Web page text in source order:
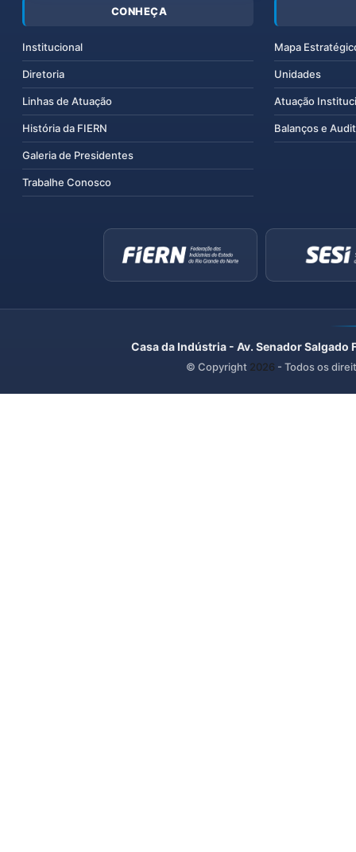
CONHEÇA
Institucional
Diretoria
Linhas de Atuação
História da FIERN
Galeria de Presidentes
Trabalhe Conosco
Mapa
Unidades
Atuação
Balanços e
Casa da Indústria - Av. Senador
© Copyright 2026 - Todos os